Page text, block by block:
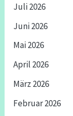
Juli 2026
Juni 2026
Mai 2026
April 2026
März 2026
Februar 2026